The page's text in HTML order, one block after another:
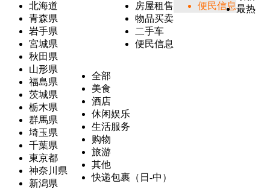
北海道
青森県
岩手県
宮城県
秋田県
山形県
福島県
茨城県
栃木県
群馬県
埼玉県
千葉県
東京都
神奈川県
新潟県
房屋租售
物品买卖
二手车
便民信息
便民信息
全部
美食
酒店
休闲娱乐
生活服务
购物
旅游
其他
快递包裹（日-中）
最热